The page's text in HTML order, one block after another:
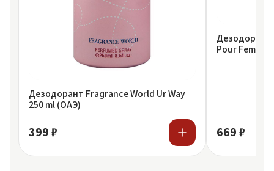
Дезодорант Fragrance World Ur Way
250 ml (ОАЭ)
399 ₽
Дезодорант
Pour Femme
669 ₽